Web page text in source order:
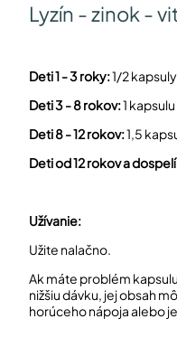
Lyzín - zinok -
Deti 1 - 3 roky:1/2
Deti 3 - 8 rokov:1
Deti 8 - 12 rokov:1,5
Deti od 12 rokov a
Užívanie:
Užite nalačno.
Ak máte problém
nižšiu dávku, jej obsah
horúceho nápoja alebo